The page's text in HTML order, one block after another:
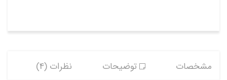
مشخصات توضیحات نظرات (4)